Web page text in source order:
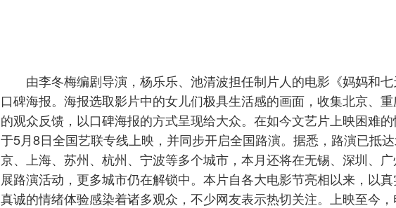
由李冬梅编剧导演，杨乐乐、池清波担任制片人的电影《妈妈和
口碑海报。海报选取影片中的女儿们极具生活感的画面，收集北京、
的观众反馈，以口碑海报的方式呈现给大众。在如今文艺片上映困难的
于5月8日全国艺联专线上映，并同步开启全国路演。据悉，路演已抵
京、上海、苏州、杭州、宁波等多个城市，本月还将在无锡、深圳、
展路演活动，更多城市仍在解锁中。本片自各大电影节亮相以来，以
真诚的情绪体验感染着诸多观众，不少网友表示热切关注。上映至今